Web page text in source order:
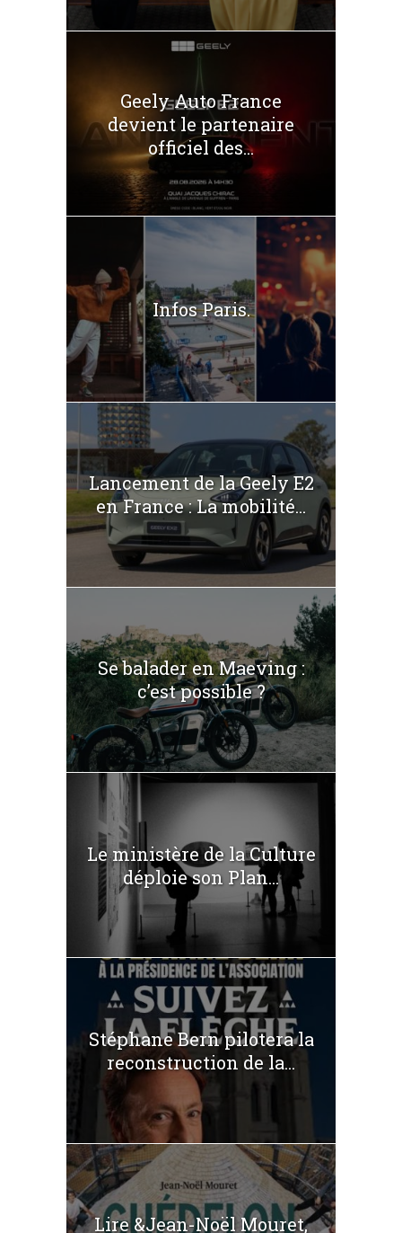
Geely Auto France
devient le partenaire
officiel des...
Infos Paris.
Lancement de la Geely E2
en France : La mobilité...
Se balader en Maeving :
c’est possible ?
Le ministère de la Culture
déploie son Plan...
Stéphane Bern pilotera la
reconstruction de la...
Lire &Jean-Noël Mouret,